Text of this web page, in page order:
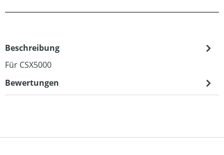
Beschreibung
Für CSX5000
Bewertungen